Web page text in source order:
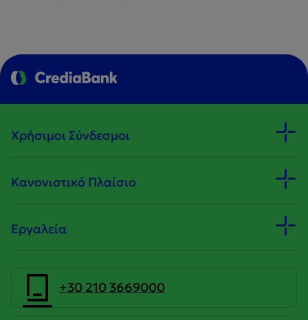
Χρήσιμοι Σύνδεσμοι
Κανονιστικό Πλαίσιο
Εργαλεία
+30 210 3669000